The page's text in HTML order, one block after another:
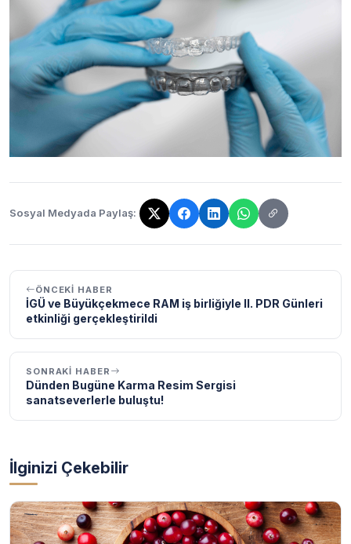
Sosyal Medyada Paylaş:
Bağlantı kopyalandı!
ÖNCEKI HABER
İGÜ ve Büyükçekmece RAM iş birliğiyle II. PDR Günleri
etkinliği gerçekleştirildi
SONRAKI HABER
Dünden Bugüne Karma Resim Sergisi
sanatseverlerle buluştu!
İlginizi Çekebilir